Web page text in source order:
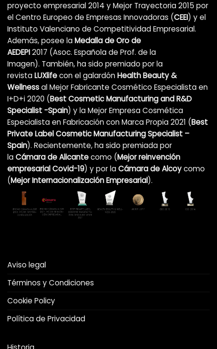
proyecto empresarial 2014 y Mejor Trayectoria 2015 por
el Centro Europeo de Empresas Innovadoras (CEEI) y el
Instituto Valenciano de Competitividad Empresarial.
Además, posee laMedalla de Oro de
AEDEPI2017 (Asoc. Española de Prof. de la
Imagen). También, ha sido premiado por la
revistaLUXlifecon el galardónHealth Beauty &
Wellnessal Mejor Fabricante Cosmético Especialista en
I+D+i 2020 (Best Cosmetic Manufacturing and R&D
Specialist -Spain) y la Mejor Empresa Cosmética
Especialista en Fabricación con Marca Propia 2021 (Best
Private Label Cosmetic Manufacturing Specialist –
Spain). Recientemente, ha sido premiada por
laCámara de Alicantecomo (Mejor reinvención
empresarial Covid-19) y por laCámara de Alcoycomo
(Mejor Internacionalización Empresarial).
Aviso legal
Términos y Condiciones
Cookie Policy
Política de Privacidad